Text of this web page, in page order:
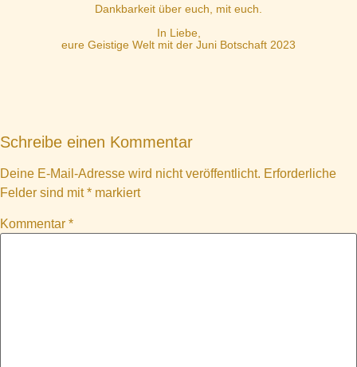
Dankbarkeit über euch, mit euch.
In Liebe,
eure Geistige Welt mit der Juni Botschaft 2023
Schreibe einen Kommentar
Deine E-Mail-Adresse wird nicht veröffentlicht. Erforderliche
Felder sind mit* markiert
Kommentar *